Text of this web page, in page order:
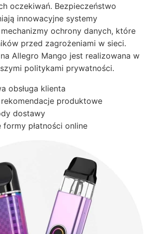
oczekiwań. Bezpieczeństwo
innowacyjne systemy
ochrony danych, które
przed zagrożeniami w sieci.
Allegro Mango jest realizowana w
politykami prywatności.
obsługa klienta
produktowe
dostawy
formy płatności online